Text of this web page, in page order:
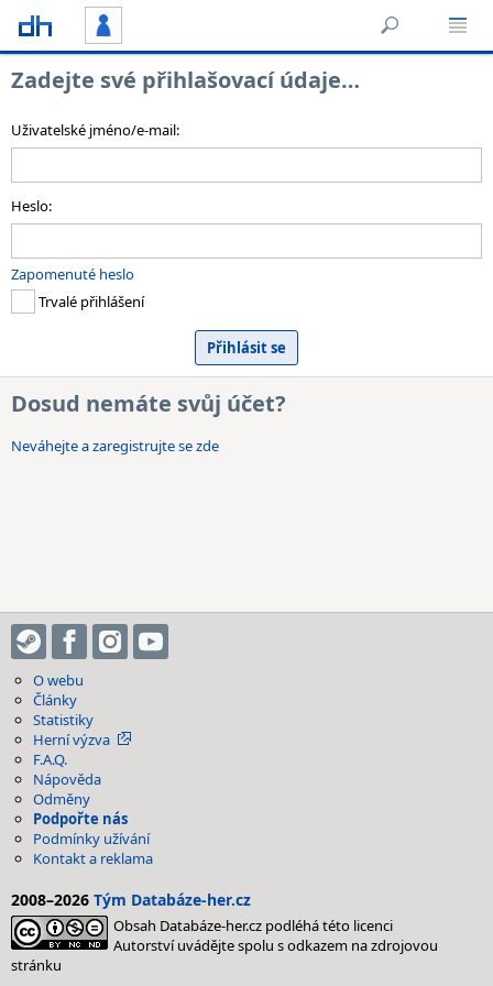
Zadejte své přihlašovací údaje…
Uživatelské jméno/e-mail:
Heslo:
Zapomenuté heslo
Trvalé přihlášení
Dosud nemáte svůj účet?
Neváhejte a zaregistrujte se zde
O webu
Články
Statistiky
Herní výzva
F.A.Q.
Nápověda
Odměny
Podpořte nás
Podmínky užívání
Kontakt a reklama
2008–2026 Tým Databáze-her.cz
Obsah Databáze-her.cz podléhá této licenci
Autorství uvádějte spolu s odkazem na zdrojovou
stránku